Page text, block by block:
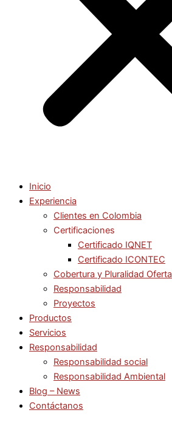
Inicio
Experiencia
Clientes en Colombia
Certificaciones
Certificado IQNET
Certificado ICONTEC
Cobertura y Pluralidad Oferta
Responsabilidad
Proyectos
Productos
Servicios
Responsabilidad
Responsabilidad social
Responsabilidad Ambiental
Blog – News
Contáctanos